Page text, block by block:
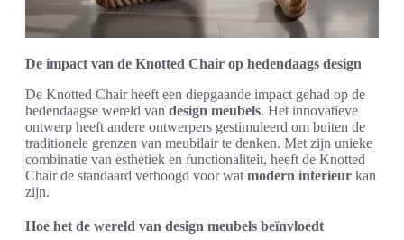
De impact van de Knotted Chair op hedendaags design
De Knotted Chair heeft een diepgaande impact gehad op de
hedendaagse wereld van design meubels. Het innovatieve
ontwerp heeft andere ontwerpers gestimuleerd om buiten de
traditionele grenzen van meubilair te denken. Met zijn unieke
combinatie van esthetiek en functionaliteit, heeft de Knotted
Chair de standaard verhoogd voor wat modern interieur kan
zijn.
Hoe het de wereld van design meubels beïnvloedt